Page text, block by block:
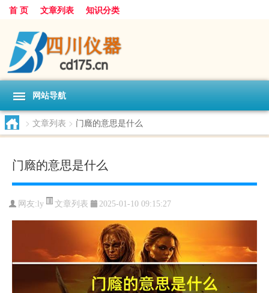
首 页 文章列表 知识分类
网站导航
> 文章列表 > 门廕的意思是什么
门廕的意思是什么
网友: ly 文章列表 2025-01-10 09:15:27